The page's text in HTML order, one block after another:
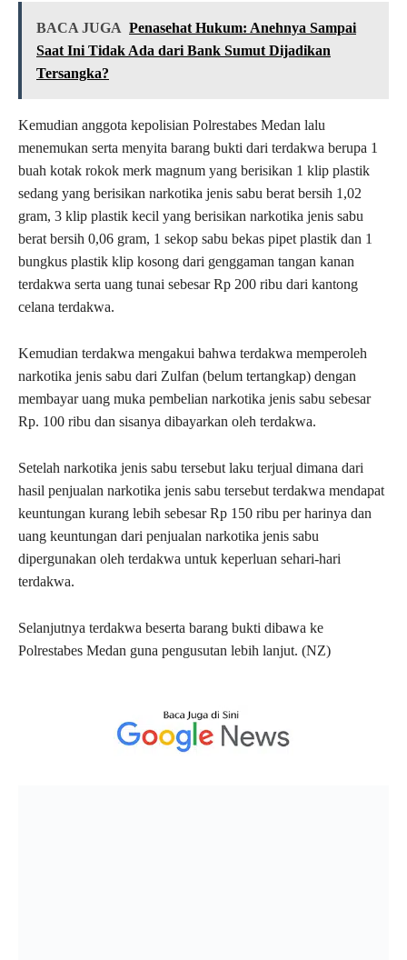
BACA JUGA Penasehat Hukum: Anehnya Sampai
Saat Ini Tidak Ada dari Bank Sumut Dijadikan
Tersangka?
Kemudian anggota kepolisian Polrestabes Medan lalu
menemukan serta menyita barang bukti dari terdakwa berupa 1
buah kotak rokok merk magnum yang berisikan 1 klip plastik
sedang yang berisikan narkotika jenis sabu berat bersih 1,02
gram, 3 klip plastik kecil yang berisikan narkotika jenis sabu
berat bersih 0,06 gram, 1 sekop sabu bekas pipet plastik dan 1
bungkus plastik klip kosong dari genggaman tangan kanan
terdakwa serta uang tunai sebesar Rp 200 ribu dari kantong
celana terdakwa.
Kemudian terdakwa mengakui bahwa terdakwa memperoleh
narkotika jenis sabu dari Zulfan (belum tertangkap) dengan
membayar uang muka pembelian narkotika jenis sabu sebesar
Rp. 100 ribu dan sisanya dibayarkan oleh terdakwa.
Setelah narkotika jenis sabu tersebut laku terjual dimana dari
hasil penjualan narkotika jenis sabu tersebut terdakwa mendapat
keuntungan kurang lebih sebesar Rp 150 ribu per harinya dan
uang keuntungan dari penjualan narkotika jenis sabu
dipergunakan oleh terdakwa untuk keperluan sehari-hari
terdakwa.
Selanjutnya terdakwa beserta barang bukti dibawa ke
Polrestabes Medan guna pengusutan lebih lanjut. (NZ)